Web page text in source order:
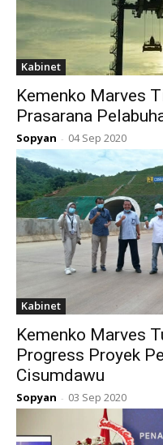
Kabinet
Kemenko Marves
Prasarana
Sopyan - 04 Sep 2020
Kabinet
Kemenko Marves
Progress Proyek
Cisumdawu
Sopyan - 03 Sep 2020